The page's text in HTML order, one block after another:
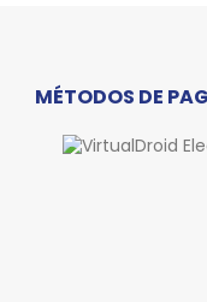
MÉTODOS DE